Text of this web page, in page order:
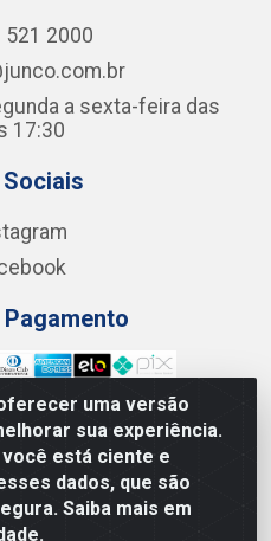
uma versão
sua experiência.
está ciente e
dados, que são
Saiba mais em
521 2000
a sexta-feira das
17:30
Ltda - R. Lineu Anterino
Uberlândia - MG CEP
66.312.653/0001-14